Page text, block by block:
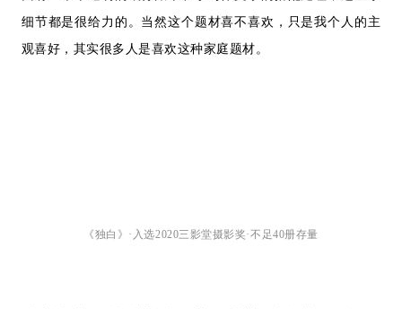
细节都是很给力的。 当然这个题材喜不喜欢，只是我个人的主
观喜好，其实很多人是喜欢这种家庭题材。
《独白》·入选2020三影堂摄影奖·不足40册存量